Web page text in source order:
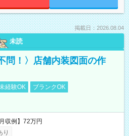
掲載日：2026.08.04
未読
問！〉店舗内装図面の作
経験OK
ブランクOK
収例】72万円
り